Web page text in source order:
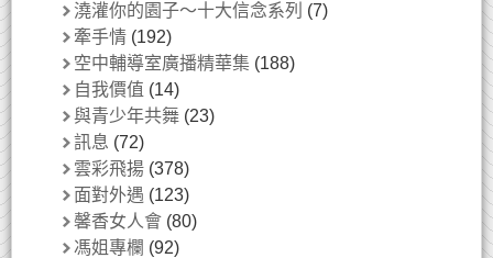
澆灌你的園子～十大信念系列 (7)
牽手情 (192)
空中輔導室廣播精華集 (188)
自我價值 (14)
與青少年共舞 (23)
訊息 (72)
雲彩飛揚 (378)
面對外遇 (123)
馨香女人會 (80)
馮姐專欄 (92)